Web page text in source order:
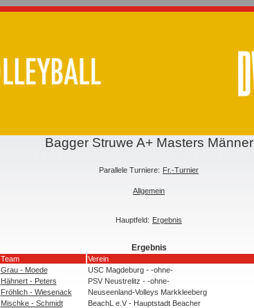
Bagger Struwe A+ Masters Männer
Parallele Turniere: Fr.-Turnier
Allgemein
Hauptfeld: Ergebnis
Ergebnis
Team Verein
Grau - Moede USC Magdeburg - -ohne-
Hähnert - Peters PSV Neustrelitz - -ohne-
Fröhlich - Wiesenack Neuseenland-Volleys Markkleeberg
Mischke - Schmidt BeachL e.V - Hauptstadt Beacher